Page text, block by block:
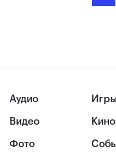
Аудио
Видео
Фото
Кино